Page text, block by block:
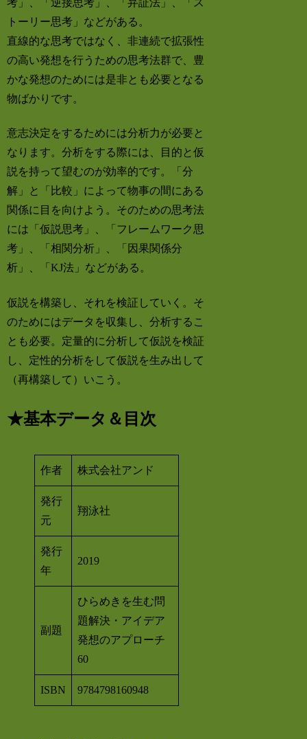
トーリー思考」などがある。
直線的な思考ではなく、非連続で拡張性
の高い発想を行うための思考法群で、豊
かな発想のためには是非とも必要となる
物ばかりです。
意志決定をするためには分析力が必要と
なります。分析をする際には、目的と仮
説を持って望むのが効率的です。「分
解」と「比較」によって物事の間にある
関係に目を向けよう。そのための思考法
には「仮説思考」、「フレームワーク思
考」、「相関分析」、「因果関係分
析」、「KJ法」などがある。
仮説を構築し、それを検証していく。そ
のためにはデータを収集し、分析するこ
とも必要。定量的に分析して仮説を検証
し、定性的分析をして仮説を生み出して
（再構築して）いこう。
★基本データ＆目次
作者 株式会社アンド
発行
元
翔泳社
発行
年
2019
副題
ひらめきを生む問
題解決・アイデア
発想のアプローチ
60
ISBN 9784798160948